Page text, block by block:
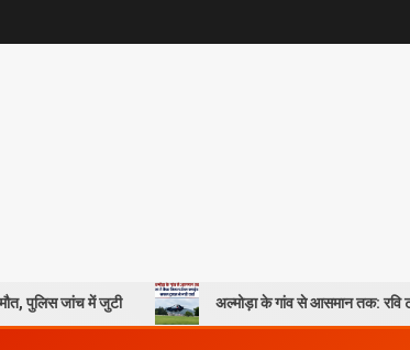
जुटी अल्मोड़ा के गांव से आसमान तक: रवि टम्टा ने तैयार